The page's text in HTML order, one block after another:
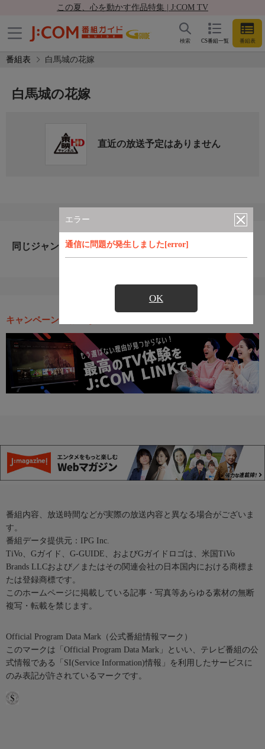
この夏、心を動かす作品特集 | J:COM TV
CS番組一覧 番組表
検索
番組表 白馬城の花嫁
エラー
通信に問題が発生しました[error]
OK
白馬城の花嫁
直近の放送予定はありません
同じジャンルのおすすめ番組
キャンペーン・お得な情報
番組内容、放送時間などが実際の放送内容と異なる場合がございま
す。
番組データ提供元：IPG Inc.
TiVo、Gガイド、G-GUIDE、およびGガイドロゴは、米国TiVo
Brands LLCおよび／またはその関連会社の日本国内における商標ま
たは登録商標です。
このホームページに掲載している記事・写真等あらゆる素材の無断
複写・転載を禁じます。
Official Program Data Mark（公式番組情報マーク）
このマークは「Official Program Data Mark」といい、テレビ番組の公
式情報である「SI(Service Information)情報」を利用したサービスに
のみ表記が許されているマークです。